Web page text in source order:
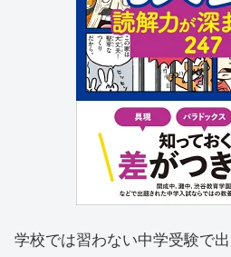
学校では習わない中学受験で